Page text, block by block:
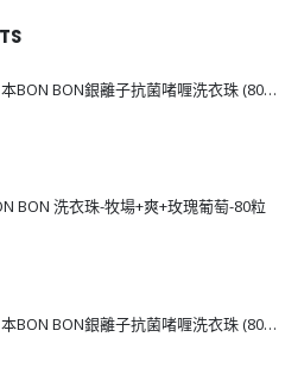
[J206232] 日本BON BON銀離子抗菌啫喱洗衣珠 (80粒)
BON 洗衣珠-牧場+爽+玫瑰葡萄-80粒
[J111043] 日本BON BON銀離子抗菌啫喱洗衣珠 (80粒)